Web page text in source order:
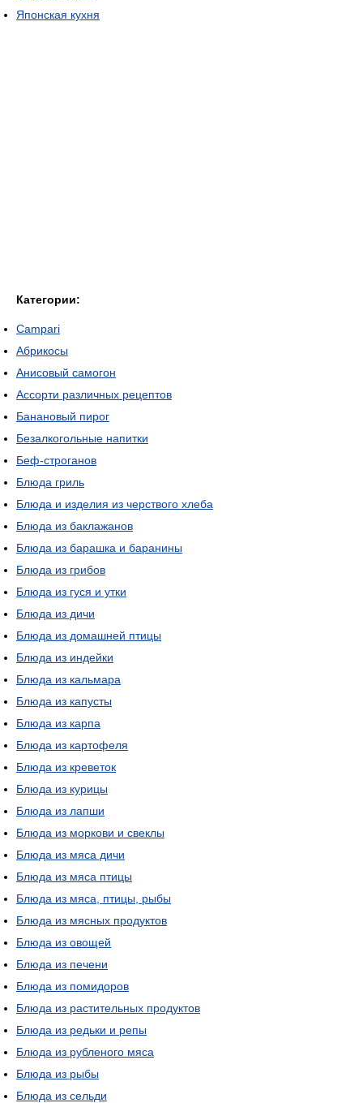
Японская кухня
Категории:
Campari
Абрикосы
Анисовый самогон
Ассорти различных рецептов
Банановый пирог
Безалкогольные напитки
Беф-строганов
Блюда гриль
Блюда и изделия из черствого хлеба
Блюда из баклажанов
Блюда из барашка и баранины
Блюда из грибов
Блюда из гуся и утки
Блюда из дичи
Блюда из домашней птицы
Блюда из индейки
Блюда из кальмара
Блюда из капусты
Блюда из карпа
Блюда из картофеля
Блюда из креветок
Блюда из курицы
Блюда из лапши
Блюда из моркови и свеклы
Блюда из мяса дичи
Блюда из мяса птицы
Блюда из мяса, птицы, рыбы
Блюда из мясных продуктов
Блюда из овощей
Блюда из печени
Блюда из помидоров
Блюда из растительных продуктов
Блюда из редьки и репы
Блюда из рубленого мяса
Блюда из рыбы
Блюда из сельди